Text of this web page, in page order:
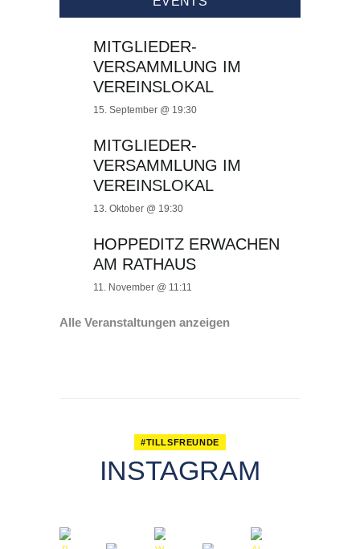
MITGLIEDER-
VERSAMMLUNG IM
VEREINSLOKAL
15. September @ 19:30
MITGLIEDER-
VERSAMMLUNG IM
VEREINSLOKAL
13. Oktober @ 19:30
HOPPEDITZ ERWACHEN
AM RATHAUS
11. November @ 11:11
Alle Veranstaltungen anzeigen
#TILLSFREUNDE
INSTAGRAM